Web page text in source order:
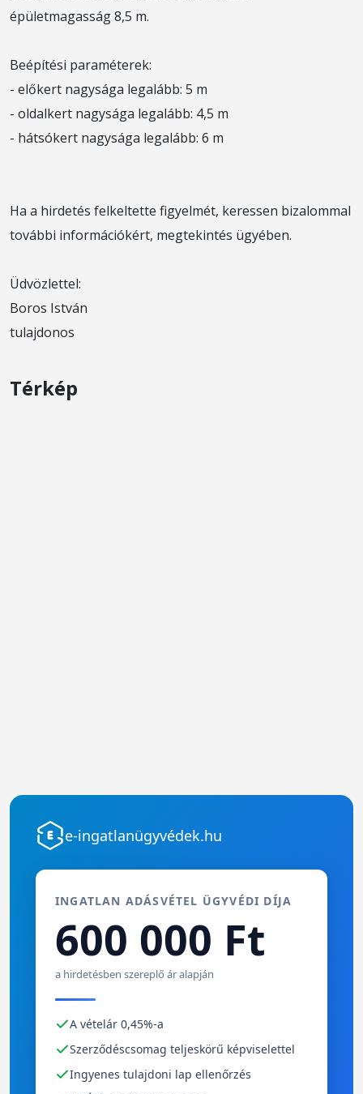
épületmagasság 8,5 m.
Beépítési paraméterek:
- előkert nagysága legalább: 5 m
- oldalkert nagysága legalább: 4,5 m
- hátsókert nagysága legalább: 6 m
Ha a hirdetés felkeltette figyelmét, keressen bizalommal
további információkért, megtekintés ügyében.
Üdvözlettel:
Boros István
tulajdonos
Térkép
e-ingatlanügyvédek.hu
INGATLAN ADÁSVÉTEL ÜGYVÉDI DÍJA
600 000 Ft
a hirdetésben szereplő ár alapján
A vételár 0,45%-a
Szerződéscsomag teljeskörű képviselettel
Ingyenes tulajdoni lap ellenőrzés